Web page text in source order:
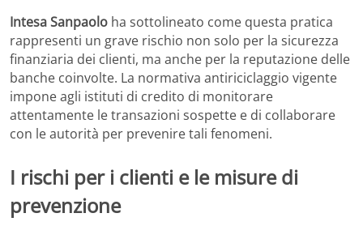
Intesa Sanpaolo ha sottolineato come questa pratica
rappresenti un grave rischio non solo per la sicurezza
finanziaria dei clienti, ma anche per la reputazione delle
banche coinvolte. La normativa antiriciclaggio vigente
impone agli istituti di credito di monitorare
attentamente le transazioni sospette e di collaborare
con le autorità per prevenire tali fenomeni.
I rischi per i clienti e le misure di
prevenzione